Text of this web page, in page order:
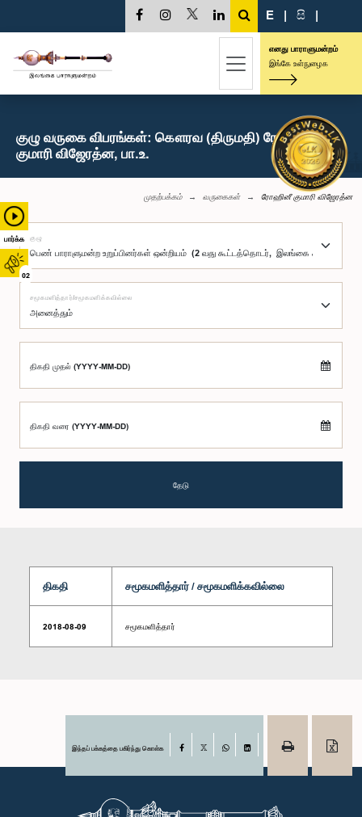
பார்க்க
02
E | සි |
எனது பாராளுமன்றம்
இங்கே உள்நுழைக
குழு வருகை விபரங்கள்: கௌரவ (திருமதி) ரோஹினீ
குமாரி விஜேரத்ன, பா.உ.
முதற்பக்கம் வருகைகள் ரோஹினீ குமாரி விஜேரத்ன
குழு
சமூகமளித்தார்/சமூகமளிக்கவில்லை
திகதி முதல் (YYYY-MM-DD)
திகதி வரை (YYYY-MM-DD)
தேடு
திகதி சமூகமளித்தார் / சமூகமளிக்கவில்லை
2018-08-09 சமூகமளித்தார்
இந்தப் பக்கத்தை பகிர்ந்து கொள்க Facebook